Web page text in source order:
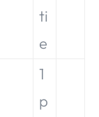
ti
e
1
p